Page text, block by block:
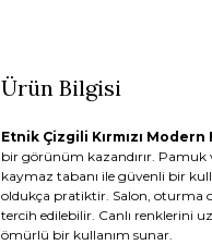
Ürün Bilgisi
Etnik Çizgili Kırmızı Modern
bir görünüm kazandırır. Pamuk
kaymaz tabanı ile güvenli bir
oldukça pratiktir. Salon, oturma
tercih edilebilir. Canlı renklerini
ömürlü bir kullanım sunar.